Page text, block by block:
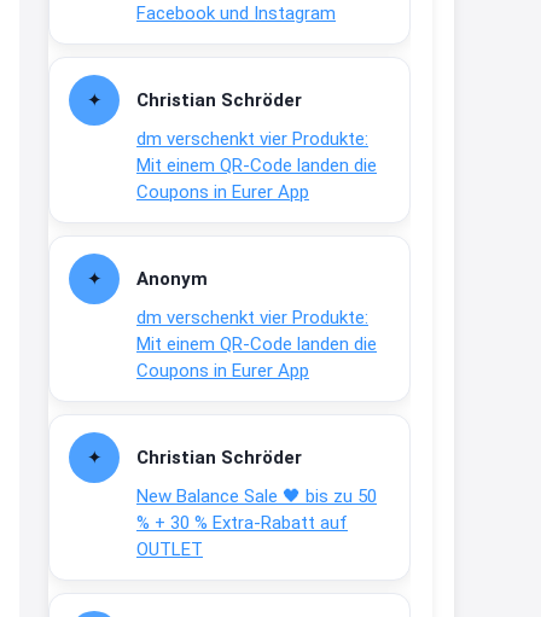
Facebook und Instagram
Christian Schröder
dm verschenkt vier Produkte:
Mit einem QR-Code landen die
Coupons in Eurer App
Anonym
dm verschenkt vier Produkte:
Mit einem QR-Code landen die
Coupons in Eurer App
Christian Schröder
New Balance Sale 🖤 bis zu 50
% + 30 % Extra-Rabatt auf
OUTLET
www.meineapotheke.de/
2:19
↩
Joachim
www.linda.de/vorteile/coupons/...
2:21
↩
Gratis Hitzewarn-Aufkleber /
verfärbt sich ab 28 Grad /siehe
Text weiter unten
shop.bioeg.de/aufkleber-
achtun...